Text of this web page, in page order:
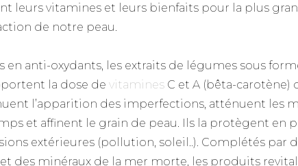
leurs vitamines et leurs bienfaits pour la plus
de notre peau.
en anti-oxydants, les extraits de légumes sous
la dose de vitamines C et A (bêta-carotène)
l’apparition des imperfections, atténuent les
et affinent le grain de peau. Ils la protègent en
extérieures (pollution, soleil..). Complétés par
des minéraux de la mer morte, les produits